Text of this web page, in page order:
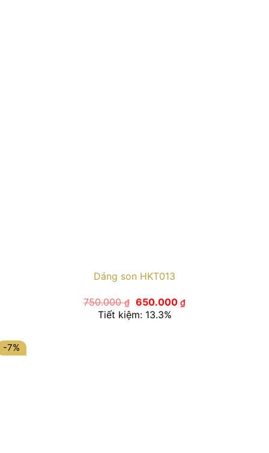
Dáng son HKT013
750.000₫ Giá
gốc
là:
650.000 ₫Giá
hiện
Tiết kiệm: 13.3%
-7%